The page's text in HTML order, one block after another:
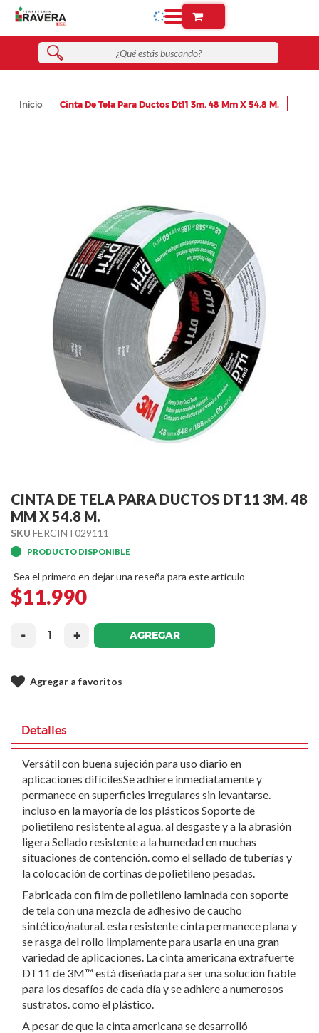
Inicio Cinta De Tela Para Ductos Dt11 3m. 48 Mm X 54.8 M.
to
the
beginning
of
the
images
gallery
CINTA DE TELA PARA DUCTOS DT11 3M. 48
MM X 54.8 M.
SKU FERCINT029111
PRODUCTO DISPONIBLE
Sea el primero en dejar una reseña para este artículo
$11.990
- + AGREGAR
Agregar a favoritos
Detalles
Versátil con buena sujeción para uso diario en
aplicaciones difícilesSe adhiere inmediatamente y
permanece en superficies irregulares sin levantarse.
incluso en la mayoría de los plásticos Soporte de
polietileno resistente al agua. al desgaste y a la abrasión
ligera Sellado resistente a la humedad en muchas
situaciones de contención. como el sellado de tuberías y
la colocación de cortinas de polietileno pesadas.
Fabricada con film de polietileno laminada con soporte
de tela con una mezcla de adhesivo de caucho
sintético/natural. esta resistente cinta permanece plana y
se rasga del rollo limpiamente para usarla en una gran
variedad de aplicaciones. La cinta americana extrafuerte
DT11 de 3M™ está diseñada para ser una solución fiable
para los desafíos de cada día y se adhiere a numerosos
sustratos. como el plástico.
A pesar de que la cinta americana se desarrolló